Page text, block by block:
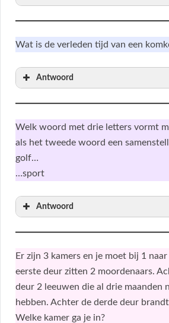
Wat is de verleden tijd van een
Antwoord
Welk woord met drie letters vormt
als het tweede woord een
golf…
…sport
Antwoord
Er zijn 3 kamers en je moet bij 1
eerste deur zitten 2 moordenaars.
deur 2 leeuwen die al drie maanden
hebben. Achter de derde deur
Welke kamer ga je in?